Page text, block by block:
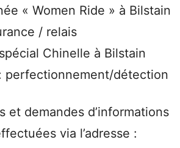
« Women Ride » à Bilstain
/ relais
Chinelle à Bilstain
perfectionnement/détection
et demandes d’informations
via l’adresse :